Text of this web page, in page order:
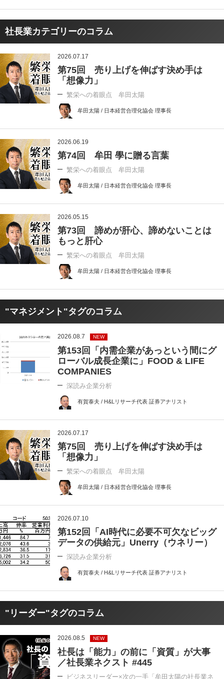
社長業カテゴリーのコラム
2026.07.17
第75回 売り上げを伸ばす決め手は
「想像力」
繁栄への着眼点 牟田太陽
牟田太陽 / 日本経営合理化協会 理事長
2026.06.19
第74回 牟田 學に贈る言葉
繁栄への着眼点 牟田太陽
牟田太陽 / 日本経営合理化協会 理事長
2026.05.15
第73回 諦めが肝心、諦めないことは
もっと肝心
繁栄への着眼点 牟田太陽
牟田太陽 / 日本経営合理化協会 理事長
"マネジメント"タグのコラム
2026.08.7 NEW
第153回「内需企業があっという間にグ
ローバル成長企業に」FOOD & LIFE
COMPANIES
深読み企業分析
有賀泰夫 / H&Lリサーチ代表 証券アナリスト
2026.07.17
第75回 売り上げを伸ばす決め手は
「想像力」
繁栄への着眼点 牟田太陽
牟田太陽 / 日本経営合理化協会 理事長
2026.07.10
第152回「AI時代に必要不可欠なビッグ
データの供給元」Unerry（ウネリー）
深読み企業分析
有賀泰夫 / H&Lリサーチ代表 証券アナリスト
"リーダー"タグのコラム
2026.08.5 NEW
社長は「能力」の前に「資質」が大事
／社長業ネクスト #445
ビジネスリーダー×次の一手「牟田太陽の社長業ネ